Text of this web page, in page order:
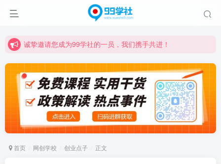
诚挚邀请您成为99学社的一员，我们携手共进！
诚挚邀请您成为99学社的一员，我们携手共进！
学习路上不孤独，99学社与你同行！分享全网优质VIP资源，炒股教程、创业教程、网络营销教程、自媒体短视频教程等，长期更新各大精品创业项目！
首页 网创学校 创业点子 正文